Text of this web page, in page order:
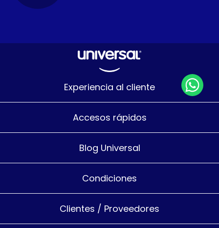
Experiencia al cliente
Accesos rápidos
Blog Universal
Condiciones
Clientes / Proveedores